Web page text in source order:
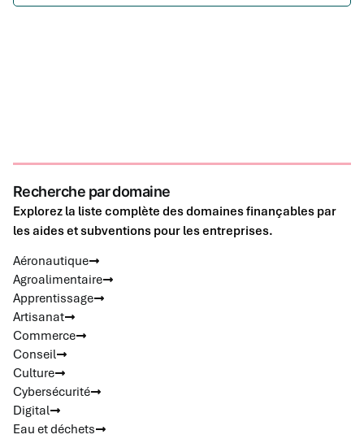
Recherche par domaine
Explorez la liste complète des domaines finançables par
les aides et subventions pour les entreprises.
Aéronautique
Agroalimentaire
Apprentissage
Artisanat
Commerce
Conseil
Culture
Cybersécurité
Digital
Eau et déchets